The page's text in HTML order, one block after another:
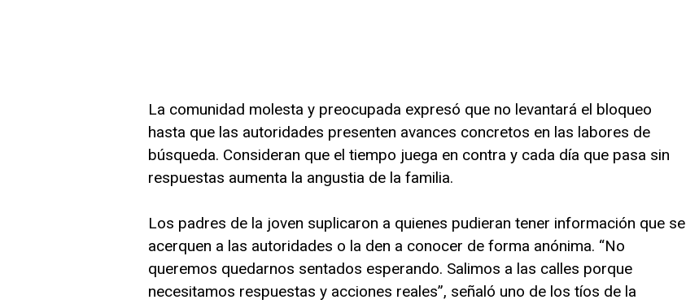
La comunidad molesta y preocupada expresó que no levantará el bloqueo
hasta que las autoridades presenten avances concretos en las labores de
búsqueda. Consideran que el tiempo juega en contra y cada día que pasa sin
respuestas aumenta la angustia de la familia.
Los padres de la joven suplicaron a quienes pudieran tener información que se
acerquen a las autoridades o la den a conocer de forma anónima. “No
queremos quedarnos sentados esperando. Salimos a las calles porque
necesitamos respuestas y acciones reales”, señaló uno de los tíos de la